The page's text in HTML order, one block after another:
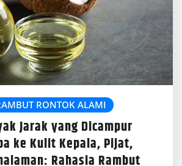
RONTOK ALAMI
Jarak yang Dicampur
ke Kulit Kepala, Pijat,
Rahasia Rambut